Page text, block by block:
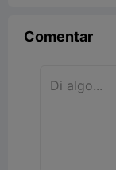
Comentar